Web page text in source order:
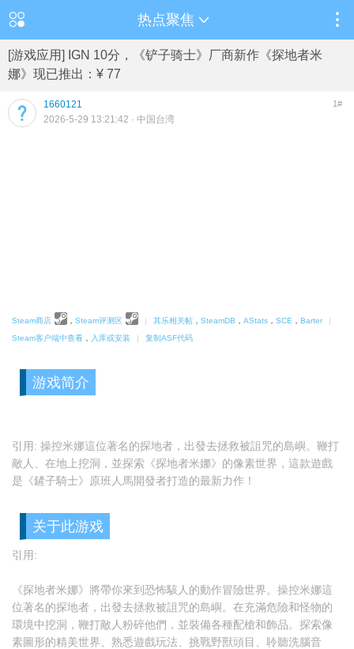
热点聚焦
[游戏应用] IGN 10分，《铲子骑士》厂商新作《探地者米
娜》现已推出：¥ 77
1660121 1#
2026-5-29 13:21:42 · 中国台湾
Steam商店 Steam评测区 | 其乐相关帖 SteamDB AStats SCE Barter
|
Steam客户端中查看
入库或安装 | 复制ASF代码
游戏简介
引用: 操控米娜這位著名的探地者，出發去拯救被詛咒的島嶼。鞭打
敵人、在地上挖洞，並探索《探地者米娜》的像素世界，這款遊戲
是《鏟子騎士》原班人馬開發者打造的最新力作！
关于此游戏
引用:
《探地者米娜》將帶你來到恐怖駭人的動作冒險世界。操控米娜這
位著名的探地者，出發去拯救被詛咒的島嶼。在充滿危險和怪物的
環境中挖洞，鞭打敵人粉碎他們，並裝備各種配槍和飾品。探索像
素圖形的精美世界、熟悉遊戲玩法、挑戰野獸頭目、聆聽洗腦音